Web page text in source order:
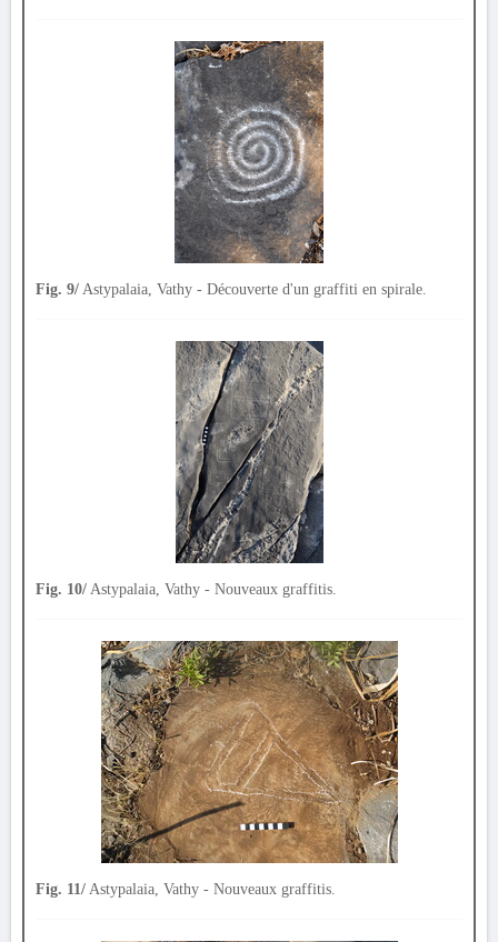
Fig. 9/ Astypalaia, Vathy - Découverte d'un graffiti en spirale.
Fig. 10/ Astypalaia, Vathy - Nouveaux graffitis.
Fig. 11/ Astypalaia, Vathy - Nouveaux graffitis.